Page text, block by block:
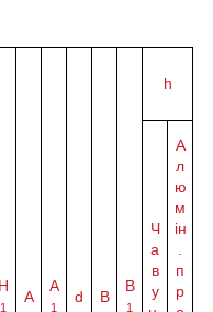
H
1
A
A
1
d B
B
1
h
Ч
а
в
у
А
л
ю
м
ін
п
р